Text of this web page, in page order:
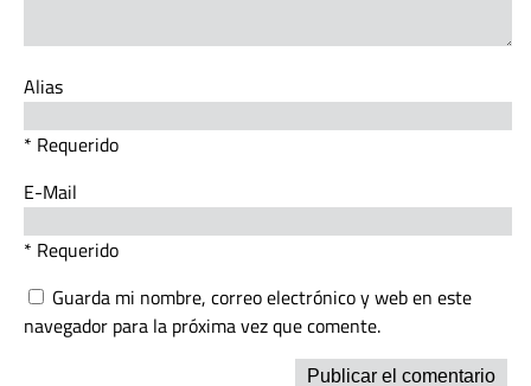
Alias
* Requerido
E-Mail
* Requerido
Guarda mi nombre, correo electrónico y web en este
navegador para la próxima vez que comente.